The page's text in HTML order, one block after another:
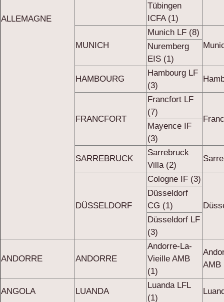
ALLEMAGNE
Tübingen
ICFA (1)
MUNICH
Munich LF (8)
Nuremberg
EIS (1)
HAMBOURG
Hambourg LF
(3)
FRANCFORT
Francfort LF
(7)
Mayence IF
(3)
SARREBRUCK
Sarrebruck
Villa (2)
DÜSSELDORF
Cologne IF (3)
Düsseldorf
CG (1)
Düsseldorf LF
(3)
ANDORRE ANDORRE
Andorre-La-
Vieille AMB
(1)
AMB
ANGOLA LUANDA
Luanda LFL
(1)